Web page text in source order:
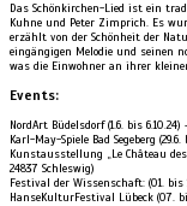
Das Schönkirchen-Lied ist ein
Kuhne und Peter Zimprich. Es
erzählt von der Schönheit der
eingängigen Melodie und seinen
was die Einwohner an ihrer
Events:
NordArt Büdelsdorf (1.6. bis
Karl-May-Spiele Bad Segeberg
Kunstausstellung „Le Château des
24837 Schleswig)
Festival der Wissenschaft: (01. bis
HanseKulturFestival Lübeck (07.